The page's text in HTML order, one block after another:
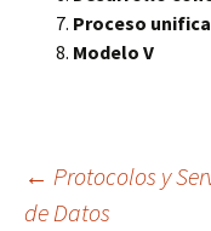
Proceso
Modelo V
← Protocolos y
de Datos